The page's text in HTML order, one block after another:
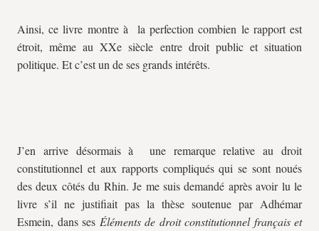
Ainsi, ce livre montre à la perfection combien le rapport est
étroit, même au XXe siècle entre droit public et situation
politique. Et c’est un de ses grands intérêts.
J’en arrive désormais à une remarque relative au droit
constitutionnel et aux rapports compliqués qui se sont noués
des deux côtés du Rhin. Je me suis demandé après avoir lu le
livre s’il ne justifiait pas la thèse soutenue par Adhémar
Esmein, dans ses Éléments de droit constitutionnel français et